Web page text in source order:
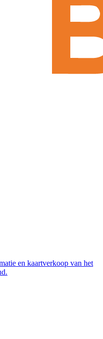
en kaartverkoop van het